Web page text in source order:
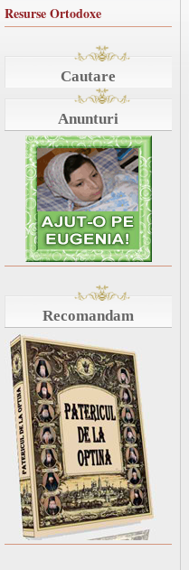
Resurse Ortodoxe
Cautare
Anunturi
Recomandam